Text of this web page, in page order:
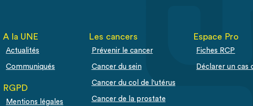
A la UNE
Actualités
Communiqués
RGPD
Mentions légales
Les cancers
Prévenir le cancer
Cancer du sein
Cancer du col de l'utérus
Cancer de la prostate
Espace Pro
Fiches RCP
Déclarer un cas